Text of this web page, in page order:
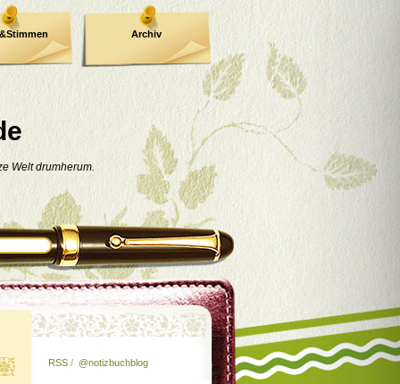
Welt drumherum.
Archiv
RSS / @notizbuchblog